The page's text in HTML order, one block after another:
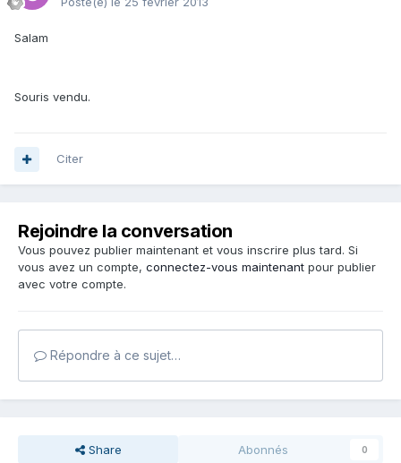
Salam
Souris vendu.
Citer
Rejoindre la conversation
Vous pouvez publier maintenant et vous inscrire plus tard. Si
vous avez un compte, connectez-vous maintenant pour publier
avec votre compte.
Répondre à ce sujet…
Share Abonnés 0